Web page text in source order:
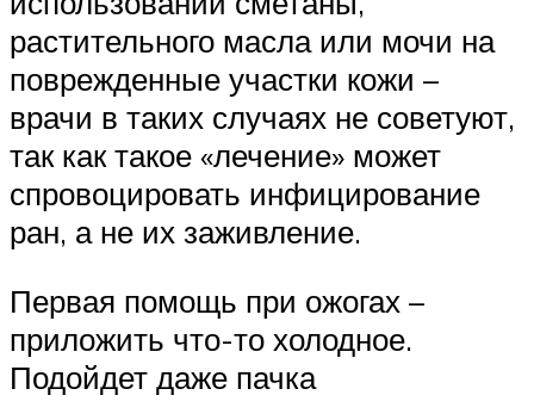
растительного масла или мочи на
поврежденные участки кожи –
врачи в таких случаях не советуют,
так как такое «лечение» может
спровоцировать инфицирование
ран, а не их заживление.
Первая помощь при ожогах –
приложить что-то холодное.
Подойдет даже пачка